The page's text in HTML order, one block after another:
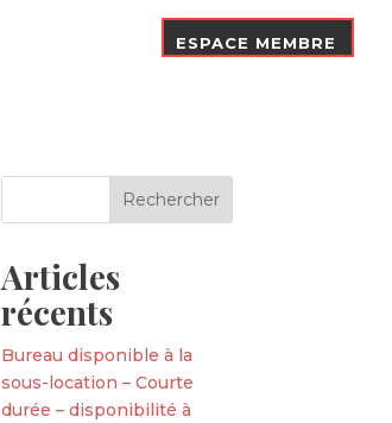
ESPACE MEMBRE
Articles
récents
Bureau disponible à la
sous-location – Courte
durée – disponibilité à